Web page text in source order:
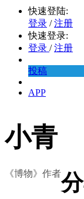
快速登陆:
登录 / 注册
快速登录:
登录 / 注册
投稿
APP
小青
《博物》作者